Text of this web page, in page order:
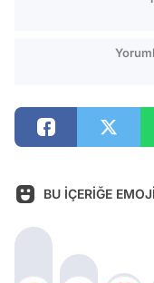
BU İÇERİĞE